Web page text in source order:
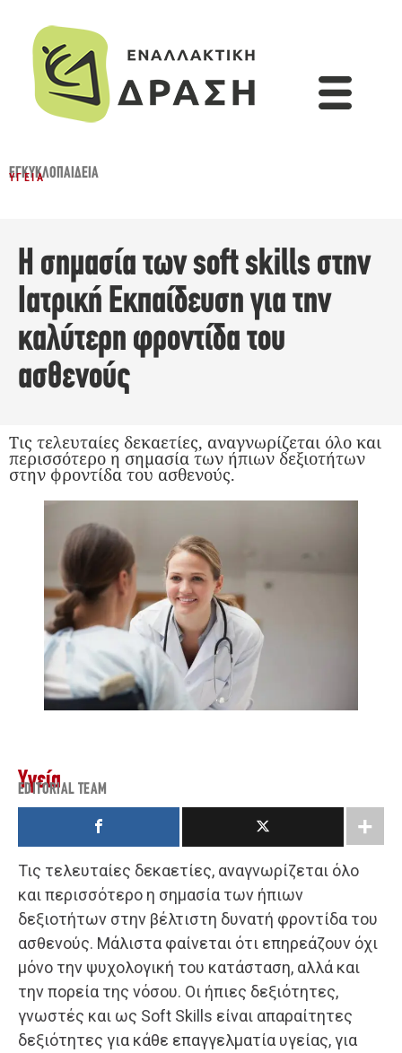
ΕΓΚΥΚΛΟΠΑΙΔΕΙΑ
ΥΓΕΊΑ
Η σημασία των soft skills στην
Ιατρική Εκπαίδευση για την
καλύτερη φροντίδα του
ασθενούς
Τις τελευταίες δεκαετίες, αναγνωρίζεται όλο και
περισσότερο η σημασία των ήπιων δεξιοτήτων
στην φροντίδα του ασθενούς.
Υγεία
EDITORIAL TEAM
Τις τελευταίες δεκαετίες, αναγνωρίζεται όλο
και περισσότερο η σημασία των ήπιων
δεξιοτήτων στην βέλτιστη δυνατή φροντίδα του
ασθενούς. Mάλιστα φαίνεται ότι επηρεάζουν όχι
μόνο την ψυχολογική του κατάσταση, αλλά και
την πορεία της νόσου. Οι ήπιες δεξιότητες,
γνωστές και ως Soft Skills είναι απαραίτητες
δεξιότητες για κάθε επαγγελματία υγείας, για